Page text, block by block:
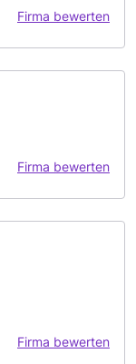
Firma bewerten
Firma bewerten
Firma bewerten